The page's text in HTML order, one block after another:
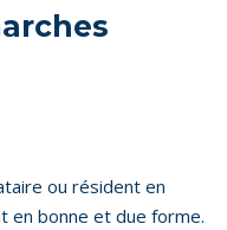
ou résident en
en bonne et due forme.